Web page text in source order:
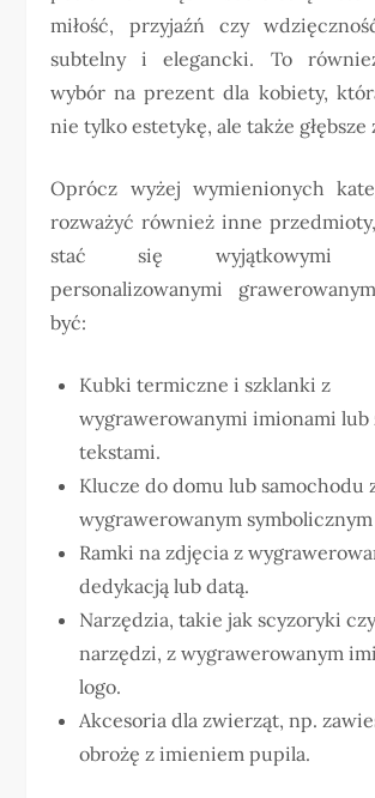
miłość, przyjaźń czy
subtelny i elegancki. To
wybór na prezent dla kobiety,
nie tylko estetykę, ale także głębsze
Oprócz wyżej wymienionych
rozważyć również inne
stać się wyjątkowymi
personalizowanymi
być:
Kubki termiczne i szklanki z
wygrawerowanymi imionami lub
tekstami.
Klucze do domu lub samochodu
wygrawerowanym
Ramki na zdjęcia z
dedykacją lub datą.
Narzędzia, takie jak scyzoryki
narzędzi, z wygrawerowanym
logo.
Akcesoria dla zwierząt, np.
obrożę z imieniem pupila.